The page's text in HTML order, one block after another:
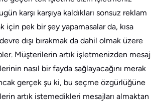
karşı karşıya kaldıkları sonsuz reklam
için pek bir şey yapamasalar da, kısa
dışı bırakmak da dahil olmak üzere
Müşterilerin artık işletmenizden mesaj
nasıl bir fayda sağlayacağını merak
gerçek şu ki, bu seçme özgürlüğüne
artık istemedikleri mesajları almaktan